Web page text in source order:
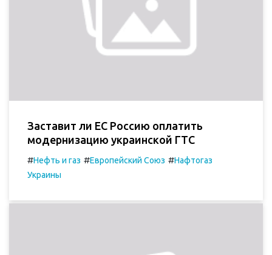
Заставит ли ЕС Россию оплатить
модернизацию украинской ГТС
#Нефть и газ #Европейский Союз #Нафтогаз
Украины